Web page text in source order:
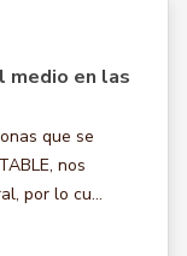
medio en las
que se
nos
por lo cu...